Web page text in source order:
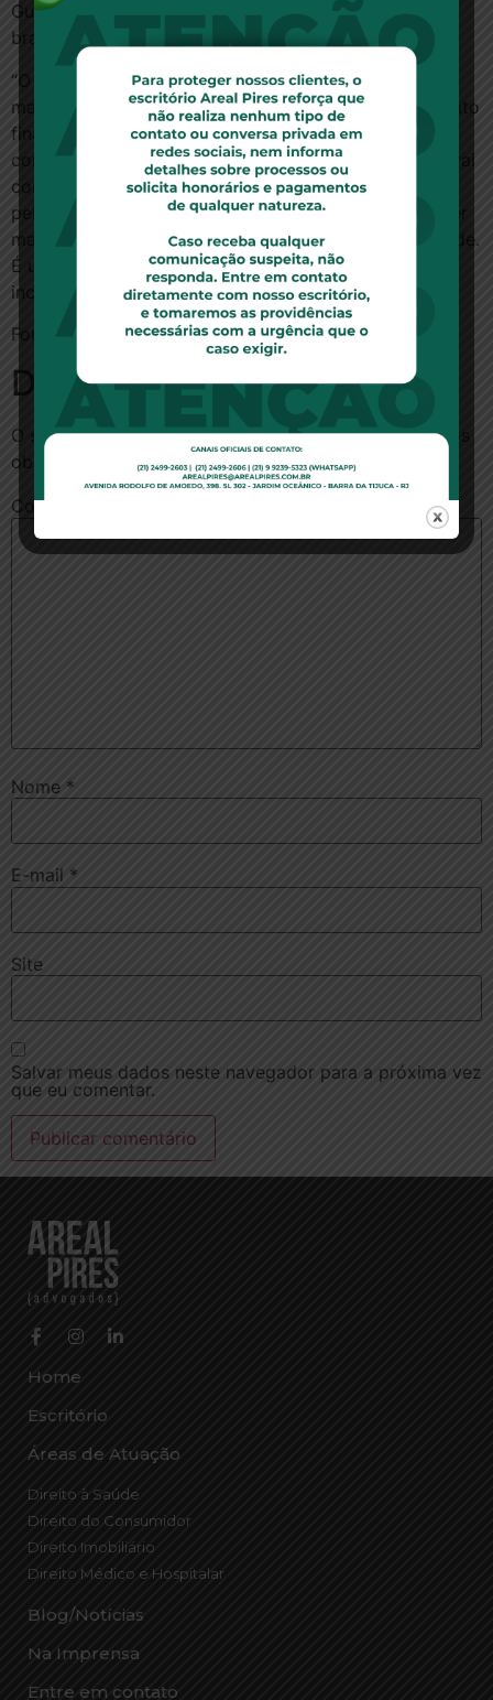
Guia ANS vai contribuir para facilitar a escolha dos
brasileiros.
“O processo de atualização do Guia ANS está em
maturação há um tempo na agência para que o formato
final atendesse, ao máximo, às necessidades do
consumidor. Acreditamos que essa nova ferramenta vai
contribuir muito para subsidiar a escolha do cidadão,
pelo acesso intuitivo e fácil navegação, além de trazer
mais transparência para o mercado de planos de saúde.
É uma proposta que acompanha os valores da ANS e
incentiva o dinamismo do setor”, afirma.
Fonte:R7
Deixe um comentário
O seu endereço de e-mail não será publicado. Campos
obrigatórios são marcados com*
Comentário
Nome *
E-mail *
Site
Salvar meus dados neste navegador para a próxima vez
que eu comentar.
Home
Escritório
Áreas de Atuação
Direito à Saúde
Direito do Consumidor
Direito Imobiliário
Direito Médico e Hospitalar
Blog/Notícias
Na Imprensa
Entre em contato